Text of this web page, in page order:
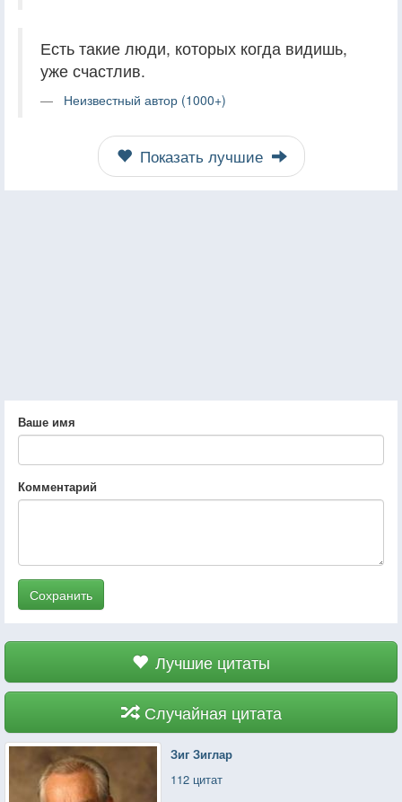
Есть такие люди, которых когда видишь,
уже счастлив.
Неизвестный автор (1000+)
Показать лучшие
Ваше имя
Комментарий
Сохранить
Лучшие цитаты
Случайная цитата
Зиг Зиглар
112 цитат